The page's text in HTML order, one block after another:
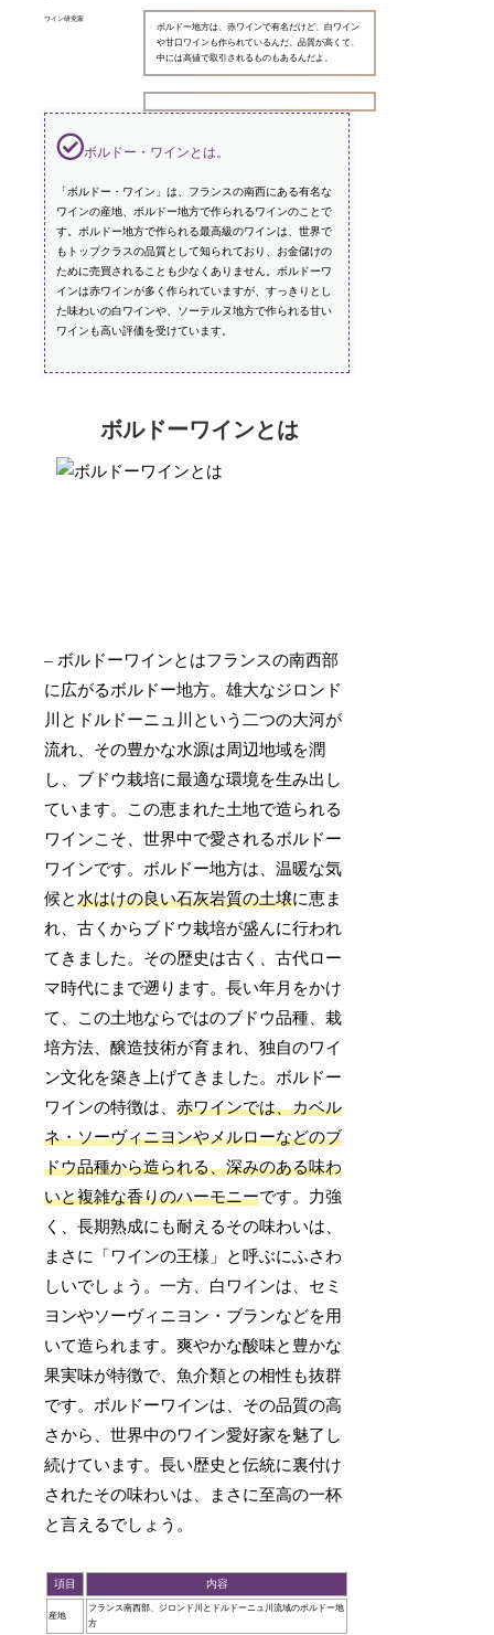
ワイン研究家
ボルドー地方は、赤ワインで有名だけど、白ワイン
や甘口ワインも作られているんだ。品質が高くて、
中には高値で取引されるものもあるんだよ。
ボルドー・ワインとは。
「ボルドー・ワイン」は、フランスの南西にある有名な
ワインの産地、ボルドー地方で作られるワインのことで
す。ボルドー地方で作られる最高級のワインは、世界で
もトップクラスの品質として知られており、お金儲けの
ために売買されることも少なくありません。ボルドーワ
インは赤ワインが多く作られていますが、すっきりとし
た味わいの白ワインや、ソーテルヌ地方で作られる甘い
ワインも高い評価を受けています。
ボルドーワインとは
– ボルドーワインとはフランスの南西部
に広がるボルドー地方。雄大なジロンド
川とドルドーニュ川という二つの大河が
流れ、その豊かな水源は周辺地域を潤
し、ブドウ栽培に最適な環境を生み出し
ています。この恵まれた土地で造られる
ワインこそ、世界中で愛されるボルドー
ワインです。ボルドー地方は、温暖な気
候と水はけの良い石灰岩質の土壌に恵ま
れ、古くからブドウ栽培が盛んに行われ
てきました。その歴史は古く、古代ロー
マ時代にまで遡ります。長い年月をかけ
て、この土地ならではのブドウ品種、栽
培方法、醸造技術が育まれ、独自のワイ
ン文化を築き上げてきました。ボルドー
ワインの特徴は、赤ワインでは、カベル
ネ・ソーヴィニヨンやメルローなどのブ
ドウ品種から造られる、深みのある味わ
いと複雑な香りのハーモニーです。力強
く、長期熟成にも耐えるその味わいは、
まさに「ワインの王様」と呼ぶにふさわ
しいでしょう。一方、白ワインは、セミ
ヨンやソーヴィニヨン・ブランなどを用
いて造られます。爽やかな酸味と豊かな
果実味が特徴で、魚介類との相性も抜群
です。ボルドーワインは、その品質の高
さから、世界中のワイン愛好家を魅了し
続けています。長い歴史と伝統に裏付け
されたその味わいは、まさに至高の一杯
と言えるでしょう。
項目 内容
産地
フランス南西部、ジロンド川とドルドーニュ川流域のボルドー地
方